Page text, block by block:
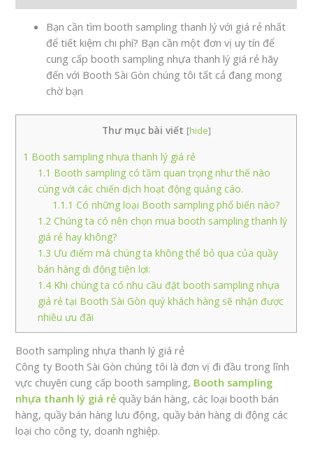
Bạn cần tìm booth sampling thanh lý với giá rẻ nhất
để tiết kiệm chi phí? Bạn cần một đơn vị uy tín để
cung cấp booth sampling nhựa thanh lý giá rẻ hãy
đến với Booth Sài Gòn chúng tôi tất cả đang mong
chờ bạn
Thư mục bài viết [hide]
1 Booth sampling nhựa thanh lý giá rẻ
1.1 Booth sampling có tầm quan trọng như thế nào
cùng với các chiến dịch hoạt động quảng cáo.
1.1.1 Có những loại Booth sampling phổ biến nào?
1.2 Chúng ta có nên chọn mua booth sampling thanh lý
giá rẻ hay không?
1.3 Ưu điểm mà chúng ta không thể bỏ qua của quầy
bán hàng di động tiện lợi:
1.4 Khi chúng ta có nhu cầu đặt booth sampling nhựa
giá rẻ tại Booth Sài Gòn quý khách hàng sẽ nhận được
nhiều ưu đãi
Booth sampling nhựa thanh lý giá rẻ
Công ty Booth Sài Gòn chúng tôi là đơn vị đi đầu trong lĩnh
vực chuyên cung cấp booth sampling, Booth sampling
nhựa thanh lý giá rẻ quầy bán hàng, các loại booth bán
hàng, quầy bán hàng lưu động, quầy bán hàng di động các
loại cho công ty, doanh nghiệp.